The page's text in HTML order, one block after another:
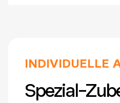
INDIVIDUELLE
Spezial-